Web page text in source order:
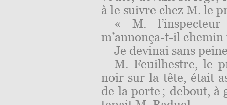
à le suivre chez M. le
« M.
m’annonça-t-il chemin
Je devinai sans
M. Feuilhestre, le
noir sur la tête, était
de la porte ; debout, à